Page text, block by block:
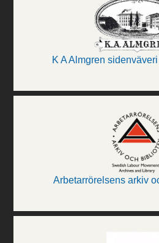
K A Almgren
Arbetarrörelsens arkiv